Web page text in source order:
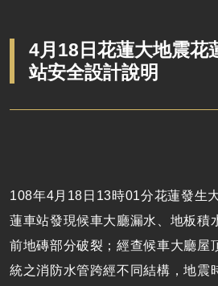
支付或接受之補助
政策宣導廣告支出
定期聯繫會議
廉政體系
4月18日花蓮大地震花
站安全設計說明
108年4月18日13時01分花蓮發生
蓮車站發現候車大廳漏水、地板積
前地磚部分破裂；經查候車大廳屋
統之消防水管跨經不同結構，地震